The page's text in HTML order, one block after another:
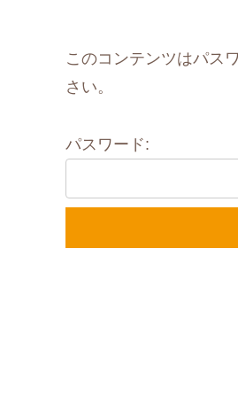
このコンテンツはパス
さい。
パスワード: